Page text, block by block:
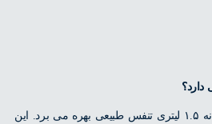
کی ام سی ایگل از یک پیشرانه ۱.۵ لیتری تنفس طبیعی بهره می برد. این